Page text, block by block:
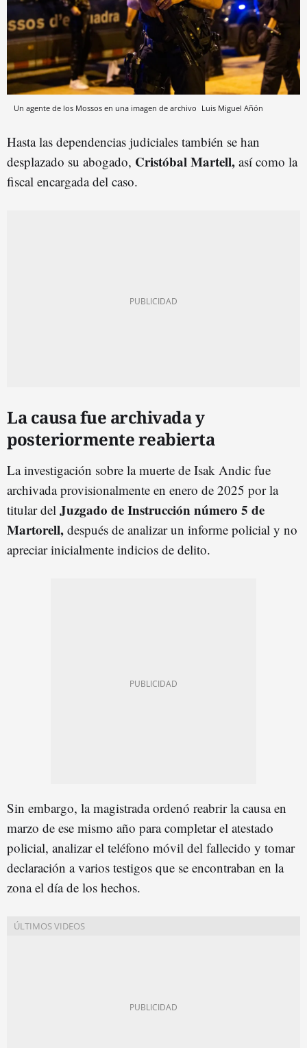
Un agente de los Mossos en una imagen de archivo Luis Miguel Añón
Hasta las dependencias judiciales también se han
desplazado su abogado, Cristóbal Martell, así como la
fiscal encargada del caso.
La causa fue archivada y
posteriormente reabierta
La investigación sobre la muerte de Isak Andic fue
archivada provisionalmente en enero de 2025 por la
titular del Juzgado de Instrucción número 5 de
Martorell, después de analizar un informe policial y no
apreciar inicialmente indicios de delito.
Sin embargo, la magistrada ordenó reabrir la causa en
marzo de ese mismo año para completar el atestado
policial, analizar el teléfono móvil del fallecido y tomar
declaración a varios testigos que se encontraban en la
zona el día de los hechos.